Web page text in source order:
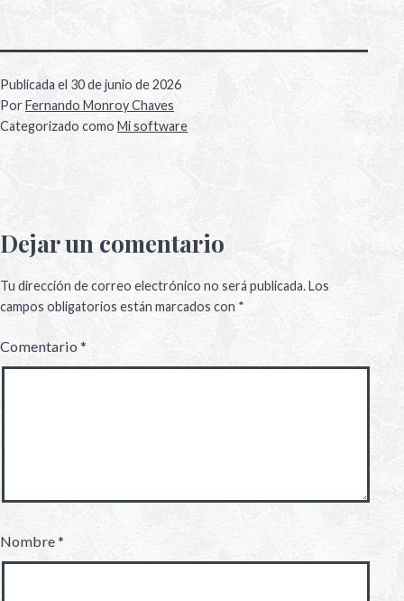
Publicada el 30 de junio de 2026
PorFernando Monroy Chaves
Categorizado como Mi software
Dejar un comentario
Tu dirección de correo electrónico no será publicada.Los
campos obligatorios están marcados con *
Comentario*
Nombre*